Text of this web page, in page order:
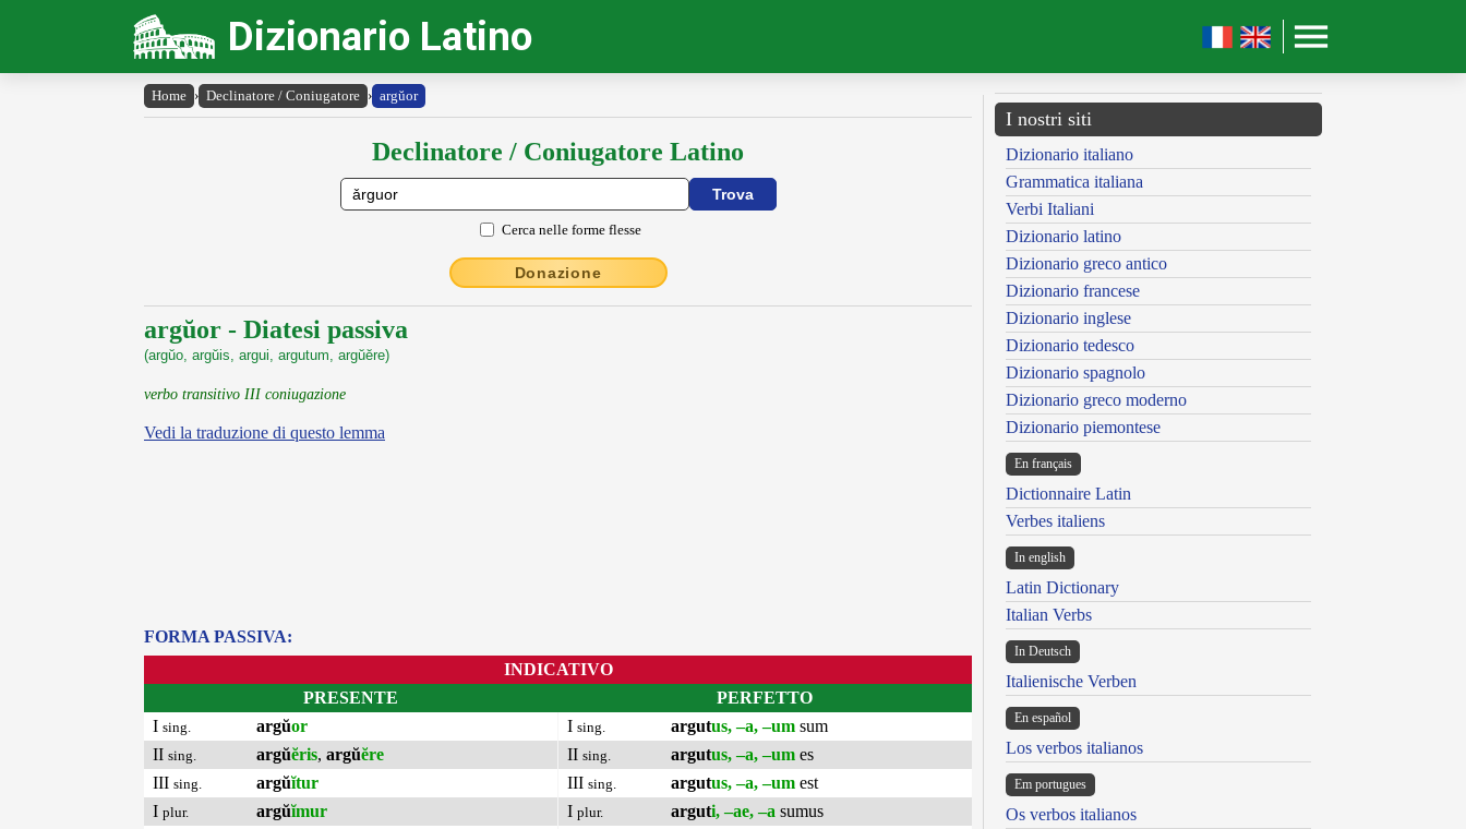
Dizionario Latino
Home › Declinatore / Coniugatore › argŭor
Declinatore / Coniugatore Latino
Cerca nelle forme flesse
Donazione
argŭor - Diatesi passiva
(argŭo, argŭis, argui, argutum, argŭĕre)
verbo transitivo III coniugazione
Vedi la traduzione di questo lemma
FORMA PASSIVA:
INDICATIVO
PRESENTE
I sing. argŭor
II sing. argŭĕris, argŭĕre
III sing. argŭĭtur
I plur. argŭĭmur
PERFETTO
I sing. argutus, –a, –um sum
II sing. argutus, –a, –um es
III sing. argutus, –a, –um est
I plur. arguti, –ae, –a sumus
I nostri siti
Dizionario italiano
Grammatica italiana
Verbi Italiani
Dizionario latino
Dizionario greco antico
Dizionario francese
Dizionario inglese
Dizionario tedesco
Dizionario spagnolo
Dizionario greco moderno
Dizionario piemontese
En français
Dictionnaire Latin
Verbes italiens
In english
Latin Dictionary
Italian Verbs
In Deutsch
Italienische Verben
En español
Los verbos italianos
Em portugues
Os verbos italianos